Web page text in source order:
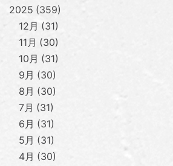
2025 359
12月
31
11月
30
10月
31
9月
30
8月
30
7月
31
6月
31
5月
31
4月
30